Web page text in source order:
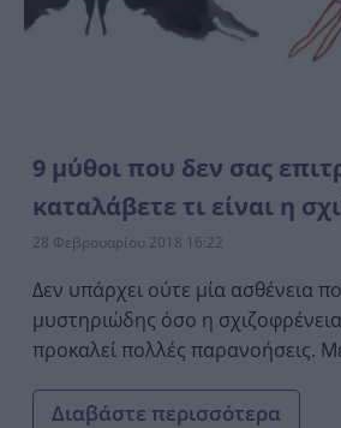
9 μύθοι που δεν σας
καταλάβετε τι είναι η
28 Φεβρουαρίου 2018 16:22
Δεν υπάρχει ούτε μία ασθένεια
μυστηριώδης όσο η
προκαλεί πολλές παρανοήσεις.
Διαβάστε περισσότερα